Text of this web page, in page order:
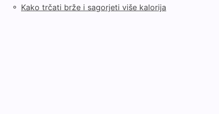
◦ Kako trčati brže i sagorjeti više kalorija